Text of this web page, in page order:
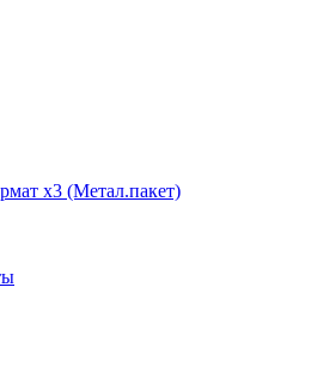
х3 (Метал.пакет)